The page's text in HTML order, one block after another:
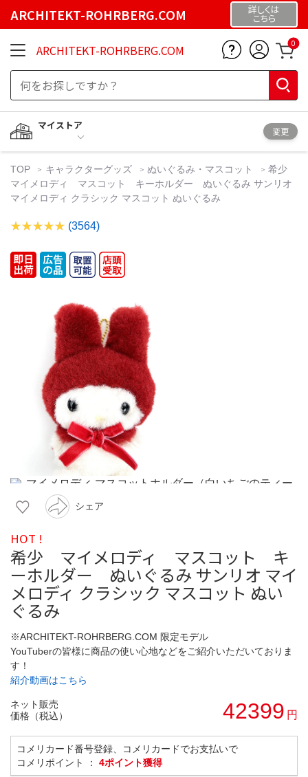
ARCHITEKT-ROHRBERG.COM 詳しくは
こちら
ARCHITEKT-ROHRBERG.COM 0
マイストア
変更
TOP キャラクターグッズ ぬいぐるみ・マスコット
希少
マイメロディ マスコット キーホルダー ぬいぐるみ サンリオ
マイメロディ クラシック マスコット ぬいぐるみ
(3564)
シェア
HOT !
希少 マイメロディ マスコット キ
ーホルダー ぬいぐるみ サンリオ マイ
メロディ クラシック マスコット ぬい
ぐるみ
※ARCHITEKT-ROHRBERG.COM 限定モデル
YouTuberの皆様に商品の使い心地などをご紹介いただいておりま
す！
紹介動画はこちら
ネット販売
価格（税込）
42399 円
コメリカード番号登録、コメリカードでお支払いで
コメリポイント ： 4ポイント獲得